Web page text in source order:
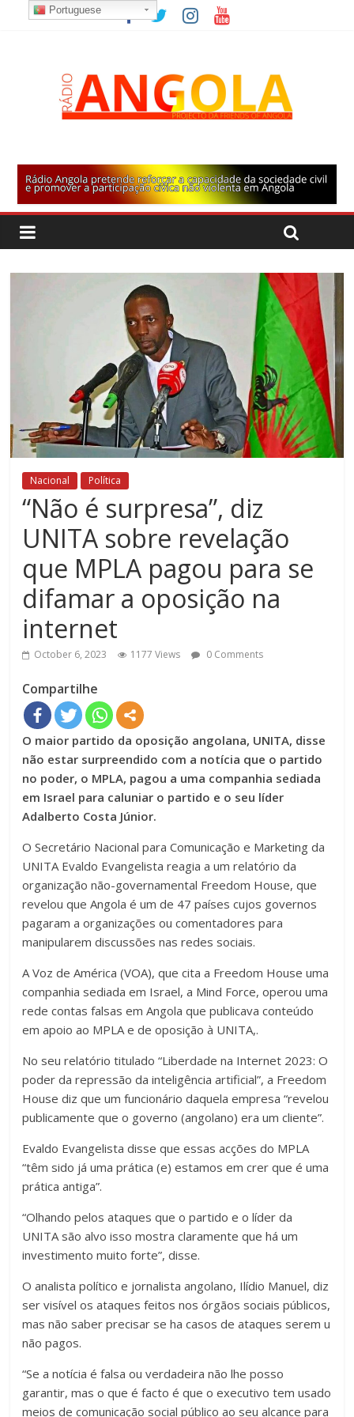
Nacional Política
“Não é surpresa”, diz
UNITA sobre revelação
que MPLA pagou para se
difamar a oposição na
internet
October 6, 2023 1177 Views 0 Comments
Compartilhe
O maior partido da oposição angolana, UNITA, disse
não estar surpreendido com a notícia que o partido
no poder, o MPLA, pagou a uma companhia sediada
em Israel para caluniar o partido e o seu líder
Adalberto Costa Júnior.
O Secretário Nacional para Comunicação e Marketing da
UNITA Evaldo Evangelista reagia a um relatório da
organização não-governamental Freedom House, que
revelou que Angola é um de 47 países cujos governos
pagaram a organizações ou comentadores para
manipularem discussões nas redes sociais.
A Voz de América (VOA), que cita a Freedom House uma
companhia sediada em Israel, a Mind Force, operou uma
rede contas falsas em Angola que publicava conteúdo
em apoio ao MPLA e de oposição à UNITA,.
No seu relatório titulado “Liberdade na Internet 2023: O
poder da repressão da inteligência artificial”, a Freedom
House diz que um funcionário daquela empresa “revelou
publicamente que o governo (angolano) era um cliente”.
Evaldo Evangelista disse que essas acções do MPLA
“têm sido já uma prática (e) estamos em crer que é uma
prática antiga”.
“Olhando pelos ataques que o partido e o líder da
UNITA são alvo isso mostra claramente que há um
investimento muito forte”, disse.
O analista político e jornalista angolano, Ilídio Manuel, diz
ser visível os ataques feitos nos órgãos sociais públicos,
mas não saber precisar se ha casos de ataques serem u
não pagos.
“Se a notícia é falsa ou verdadeira não lhe posso
garantir, mas o que é facto é que o executivo tem usado
meios de comunicação social público ao seu alcance para
Portuguese